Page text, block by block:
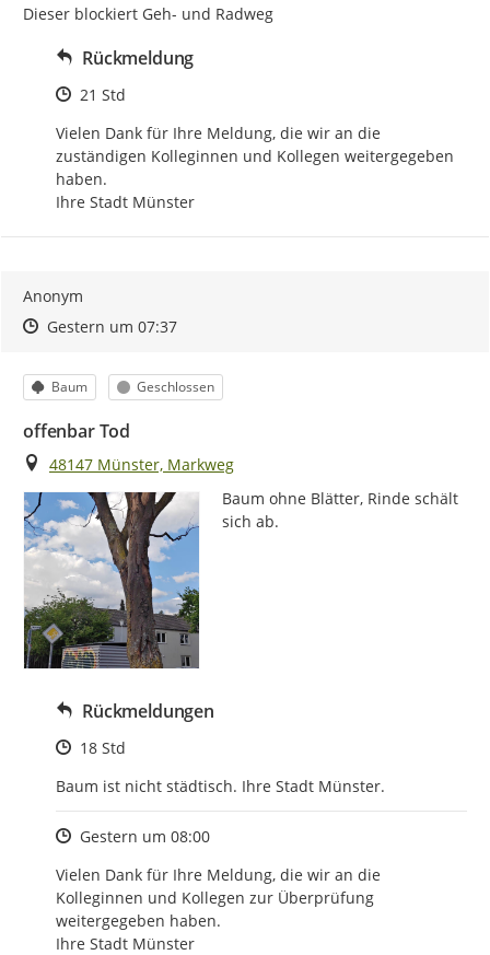
Dieser blockiert Geh- und Radweg
Rückmeldung
Zeitpunkt des Erstellens
21 Std
Vielen Dank für Ihre Meldung, die wir an die
zuständigen Kolleginnen und Kollegen weitergegeben
haben.
Ihre Stadt Münster
Anonym
Zeitpunkt des Erstellens
Zeitpunkt des Erstellens
Gestern um 07:37Zur Äußerung
Kategorie
Baum Status
Geschlossen
offenbar Tod
Ort
48147 Münster, Markweg
Baum ohne Blätter, Rinde schält
sich ab.
Rückmeldungen
Zeitpunkt des Erstellens
18 Std
Baum ist nicht städtisch. Ihre Stadt Münster.
Zeitpunkt des Erstellens
Gestern um 08:00
Vielen Dank für Ihre Meldung, die wir an die
Kolleginnen und Kollegen zur Überprüfung
weitergegeben haben.
Ihre Stadt Münster